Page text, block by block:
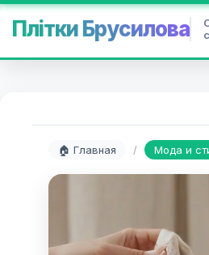
Плітки Брусилова
🏠 Главная / Мода и